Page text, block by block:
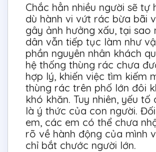
Chắc hẳn nhiều người sẽ tự
dù hành vi vứt rác bừa bãi
gây ảnh hưởng xấu, tại sao
dân vẫn tiếp tục làm như
phần nguyên nhân khách
hệ thống thùng rác chưa
hợp lý, khiến việc tìm kiếm
thùng rác trên phố lớn đôi
khó khăn. Tuy nhiên, yếu tố
là ý thức của con người.
em, các em có thể chưa
rõ về hành động của mình
chỉ bắt chước người lớn.